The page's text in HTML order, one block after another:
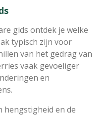
gids ontdek je welke
typisch zijn voor
van het gedrag van
vaak gevoeliger
en
hengstigheid en de